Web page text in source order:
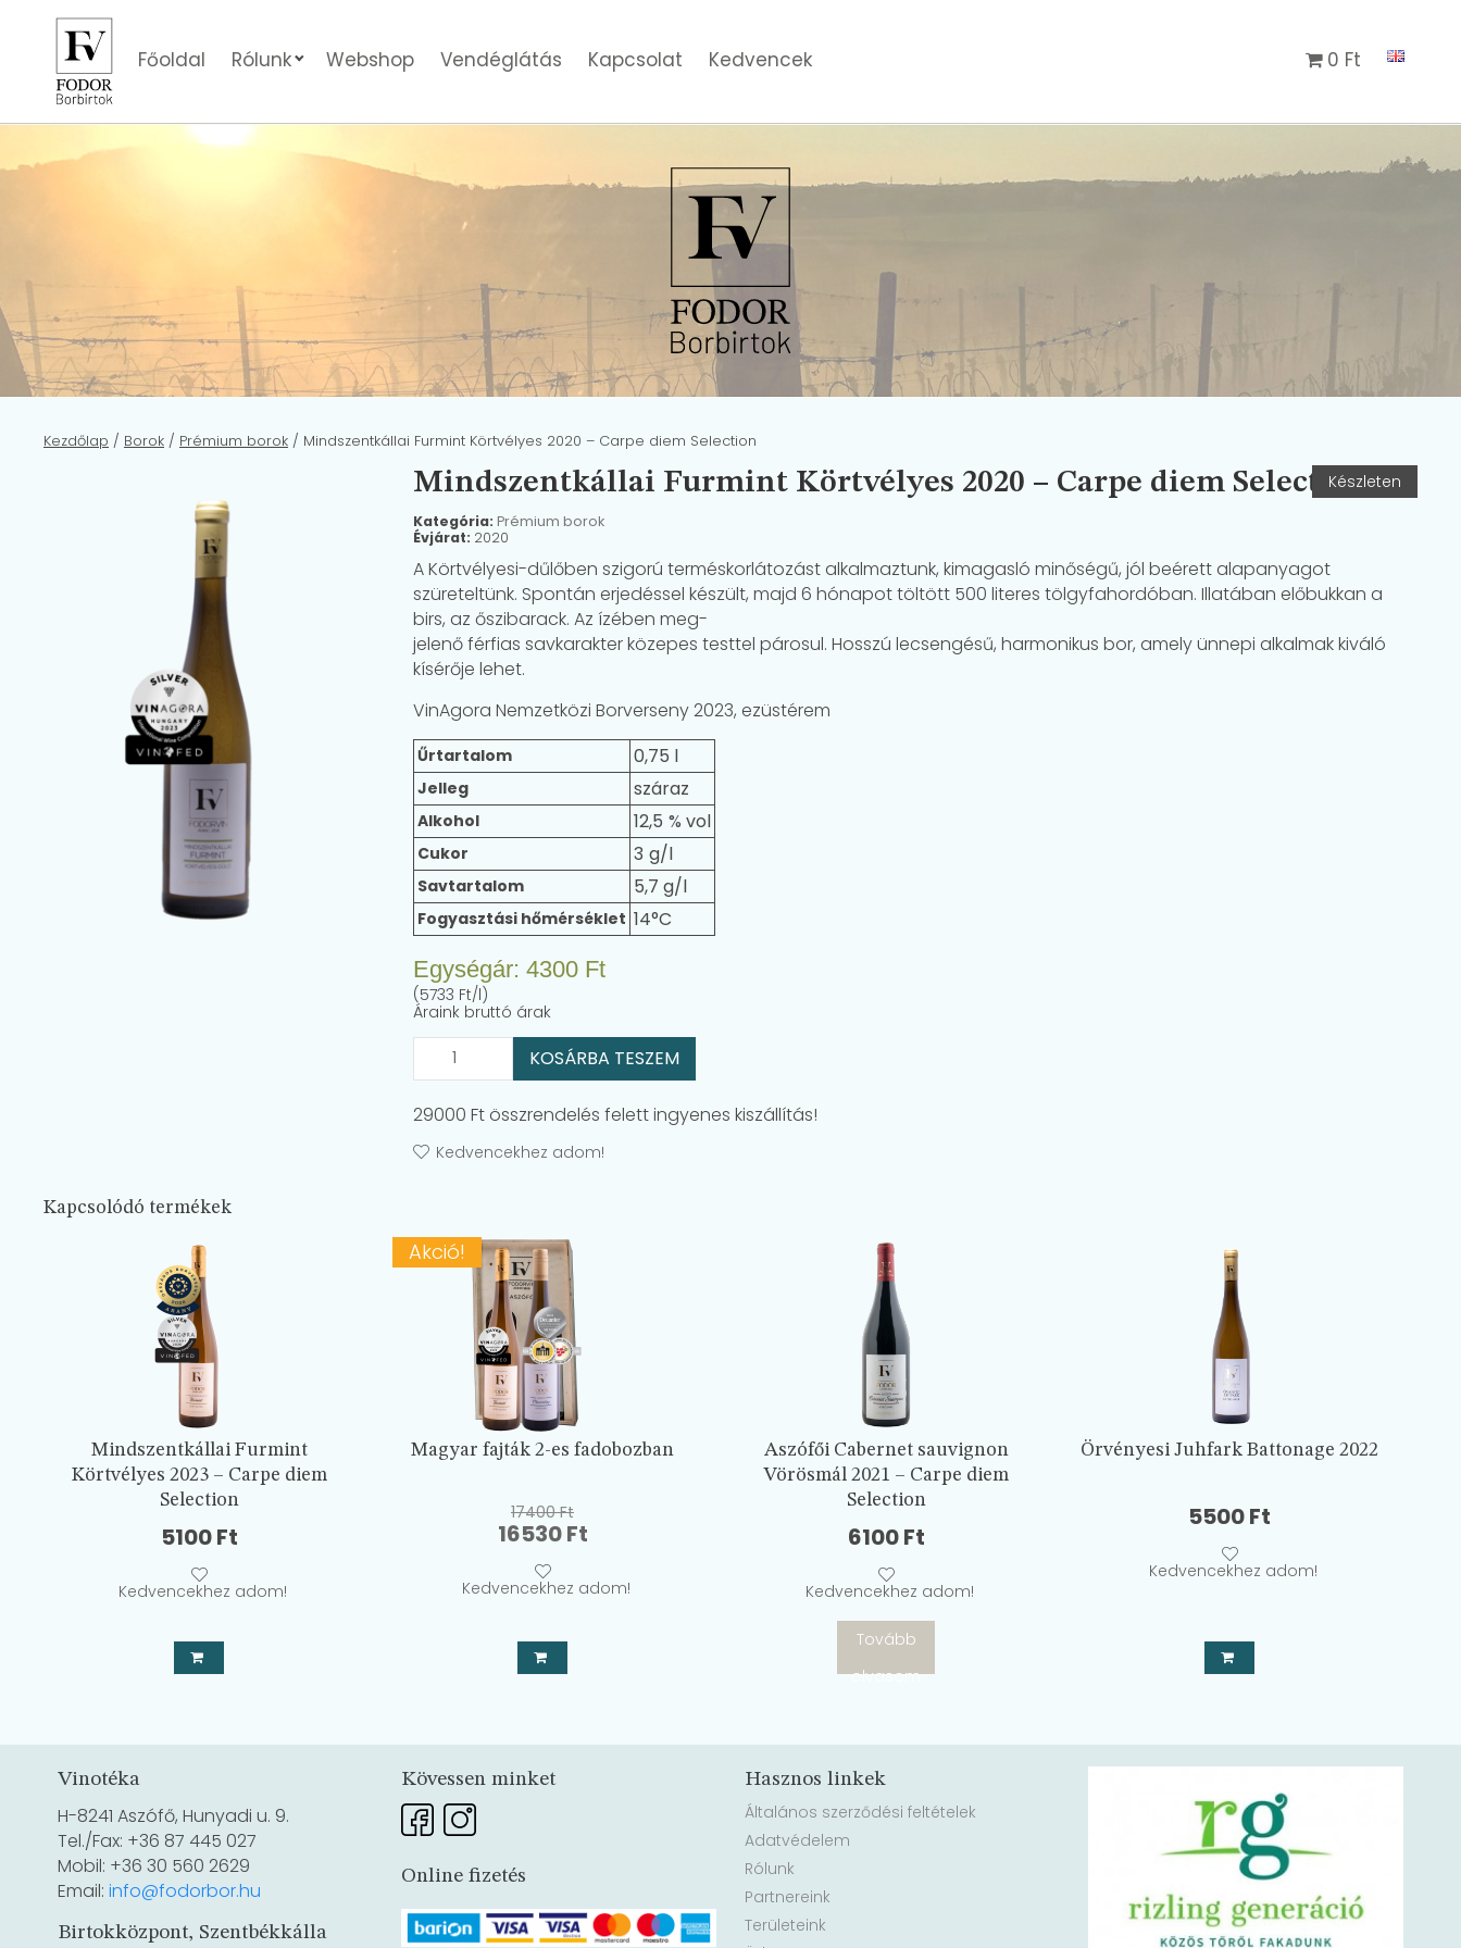
Főoldal Rólunk Webshop Vendéglátás Kapcsolat Kedvencek 0 Ft
Kezdőlap / Borok / Prémium borok / Mindszentkállai Furmint Körtvélyes 2020 – Carpe diem Selection
Készleten
Mindszentkállai Furmint Körtvélyes 2020 – Carpe diem Selection
Kategória: Prémium borok
Évjárat: 2020
A Körtvélyesi-dűlőben szigorú terméskorlátozást alkalmaztunk, kimagasló minőségű, jól beérett alapanyagot
szüreteltünk. Spontán erjedéssel készült, majd 6 hónapot töltött 500 literes tölgyfahordóban. Illatában előbukkan a
birs, az őszibarack. Az ízében meg-
jelenő férfias savkarakter közepes testtel párosul. Hosszú lecsengésű, harmonikus bor, amely ünnepi alkalmak kiváló
kísérője lehet.
VinAgora Nemzetközi Borverseny 2023, ezüstérem
Űrtartalom 0,75 l
Jelleg száraz
Alkohol 12,5
Cukor 3
Savtartalom 5,7 g/l
Fogyasztási hőmérséklet 14°C
Egységár: 4300 Ft
(5733 Ft/l)
Áraink bruttó árak
KOSÁRBA TESZEM
29000 Ft összrendelés felett ingyenes kiszállítás!
Kedvencekhez adom!
Kapcsolódó termékek
Mindszentkállai Furmint
Körtvélyes 2023 – Carpe diem
Selection
5100Ft
Kedvencekhez adom!
Akció!
Magyar fajták 2-es fadobozban
17400Ft
Original
price
was:
16530FtCurrent
is:
Kedvencekhez adom!
Aszófői Cabernet sauvignon
Vörösmál 2021 – Carpe diem
Selection
6100Ft
Kedvencekhez adom!
Tovább
olvasom
Örvényesi Juhfark Battonage 2022
5500Ft
Kedvencekhez adom!
Vinotéka
H-8241 Aszófő, Hunyadi u. 9.
Tel./Fax: +36 87 445 027
Mobil: +36 30 560 2629
Email: info@fodorbor.hu
Birtokközpont, Szentbékkálla
Kövessen minket
Online fizetés
Hasznos linkek
Általános szerződési feltételek
Adatvédelem
Rólunk
Partnereink
Területeink